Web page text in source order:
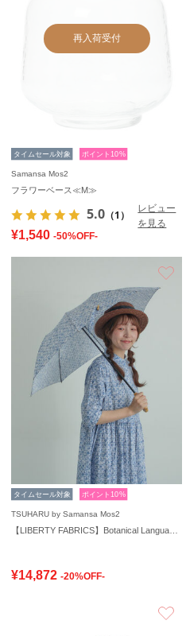
再入荷受付
タイムセール対象 ポイント10%
Samansa Mos2
フラワーベース≪M≫
5.0 （1）
レビュー
を見る
¥1,540 -50%OFF-
タイムセール対象 ポイント10%
TSUHARU by Samansa Mos2
¥14,872 -20%OFF-